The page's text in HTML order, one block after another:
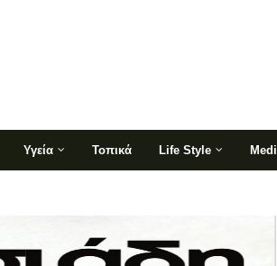
Υγεία Τοπικά Life Style